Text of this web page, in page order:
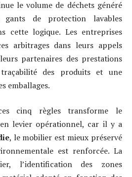
le volume de déchets généré
gants de protection lavables
cette logique. Les entreprises
arbitrages dans leurs appels
partenaires des prestations
des produits et une
emballages.
cinq règles transforme le
levier opérationnel, car il y a
, le mobilier est mieux préservé
est renforcée. La
l’identification des zones